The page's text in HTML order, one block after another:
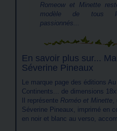
Romeow et Minette
modèle de tous
passionnés...
En savoir plus sur...
Séverine Pineaux
Le marque page des éditions
Continents... de dimensions
Il représente Roméo et Minette,
Séverine Pineaux, imprimé en
en noir et blanc au verso,